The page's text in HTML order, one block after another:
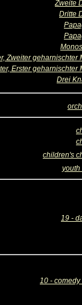
Zweite
Dritte
Zweiter geharnischter
Erster geharnischter
Drei
children's
youth
19 -
10 - comedy